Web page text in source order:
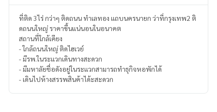
ที่ติด 3ไร่ กว่าๆ ติดถนน ทำเลทอง เเถบนครนายก ว่าที่กรุงเทพ2 ติ
ดถนนใหญ่ ราคาขึ้นเเน่นอนในอนาคต
สถานที่ใกล้เคียง
- ใกล้ถนนใหญ่ ติดไฮเวย์
- มีรพ.ในระเเวกเดินทางสะดวก
- มีมหาลัยชื่อดังอยู่ในระเเวกสามารถทำธุกิจหอพักได้
- เดินไปห้างสรรพสินค้าได้ะสะดวก